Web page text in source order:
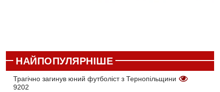
НАЙПОПУЛЯРНІШЕ
Трагічно загинув юний футболіст з Тернопільщини
9202